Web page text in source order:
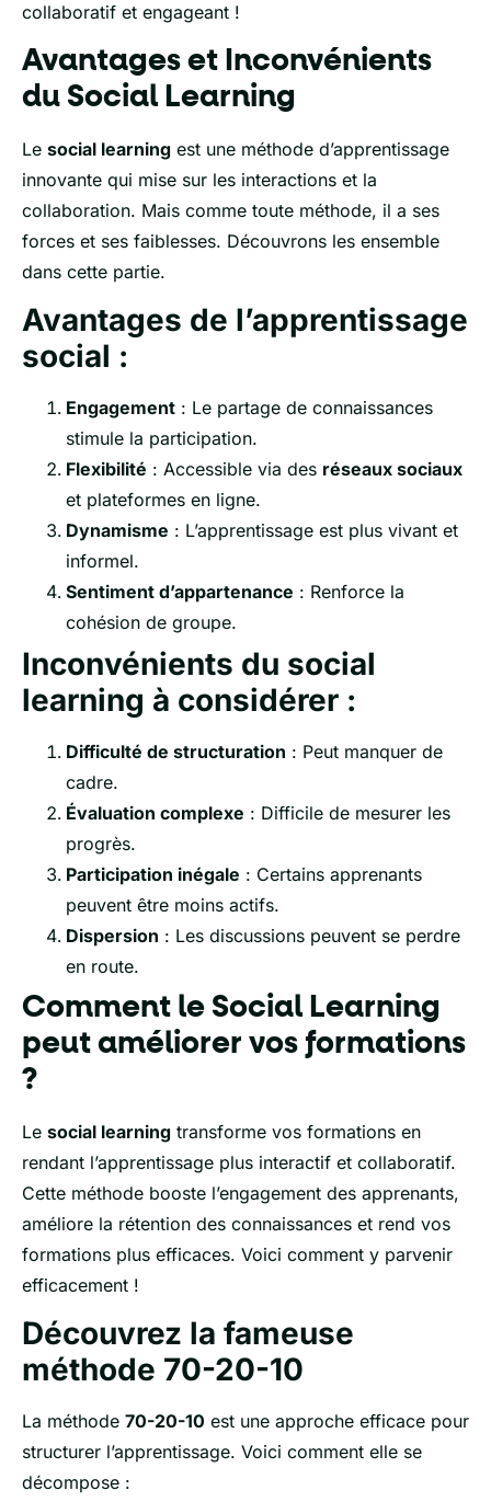
collaboratif et engageant !
Avantages et Inconvénients
du Social Learning
Le social learning est une méthode d’apprentissage
innovante qui mise sur les interactions et la
collaboration. Mais comme toute méthode, il a ses
forces et ses faiblesses. Découvrons les ensemble
dans cette partie.
Avantages de l’apprentissage
social :
Engagement : Le partage de connaissances
stimule la participation.
Flexibilité : Accessible via des réseaux sociaux
et plateformes en ligne.
Dynamisme : L’apprentissage est plus vivant et
informel.
Sentiment d’appartenance : Renforce la
cohésion de groupe.
Inconvénients du social
learning à considérer :
Difficulté de structuration : Peut manquer de
cadre.
Évaluation complexe : Difficile de mesurer les
progrès.
Participation inégale : Certains apprenants
peuvent être moins actifs.
Dispersion : Les discussions peuvent se perdre
en route.
Comment le Social Learning
peut améliorer vos formations
?
Le social learning transforme vos formations en
rendant l’apprentissage plus interactif et collaboratif.
Cette méthode booste l’engagement des apprenants,
améliore la rétention des connaissances et rend vos
formations plus efficaces. Voici comment y parvenir
efficacement !
Découvrez la fameuse
méthode 70-20-10
La méthode 70-20-10 est une approche efficace pour
structurer l’apprentissage. Voici comment elle se
décompose :